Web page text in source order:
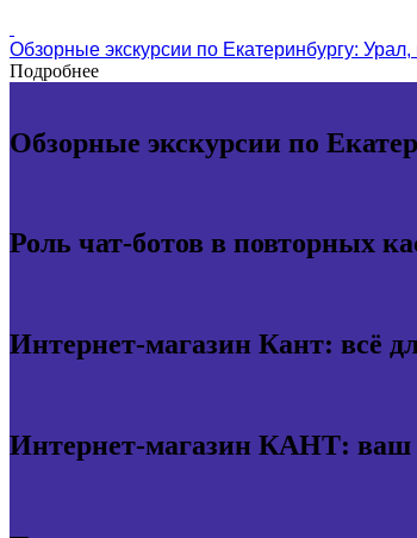
Обзорные экскурсии по Екатеринбургу:
Подробнее
Обзорные экскурсии по
Роль чат-ботов в повторных
Интернет-магазин Кант: всё
Интернет-магазин КАНТ: ваш